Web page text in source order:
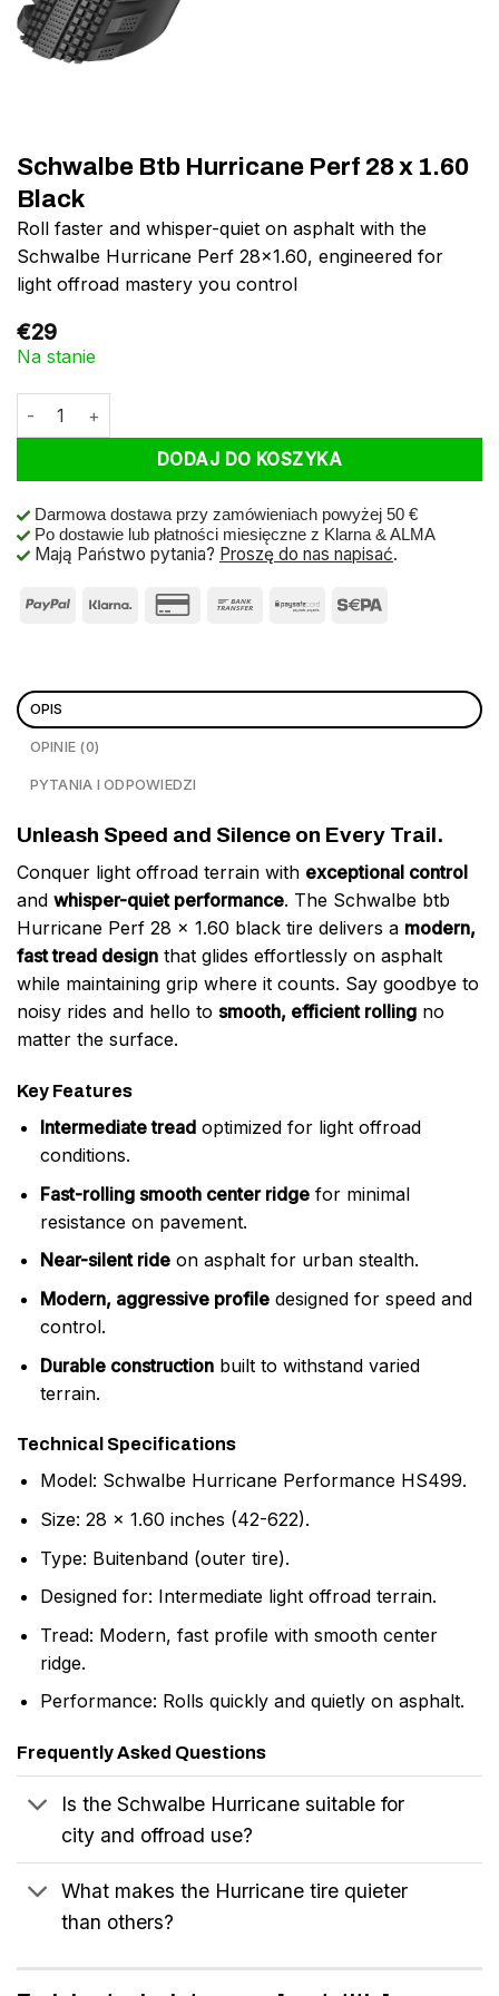
Schwalbe Btb Hurricane Perf 28 x 1.60
Black
Roll faster and whisper-quiet on asphalt with the
Schwalbe Hurricane Perf 28×1.60, engineered for
light offroad mastery you control
€29
Na stanie
ilość Schwalbe Btb Hurricane Perf 28 x 1.60 Black
DODAJ DO KOSZYKA
Darmowa dostawa przy zamówieniach powyżej 50 €
Po dostawie lub płatności miesięczne z Klarna & ALMA
Mają Państwo pytania? Proszę do nas napisać.
OPIS
OPINIE (0)
PYTANIA I ODPOWIEDZI
Unleash Speed and Silence on Every Trail.
Conquer light offroad terrain with exceptional control
and whisper-quiet performance. The Schwalbe btb
Hurricane Perf 28 x 1.60 black tire delivers a modern,
fast tread design that glides effortlessly on asphalt
while maintaining grip where it counts. Say goodbye to
noisy rides and hello to smooth, efficient rolling no
matter the surface.
Key Features
Intermediate treadoptimized for light offroad
conditions.
Fast-rolling smooth center ridgefor minimal
resistance on pavement.
Near-silent rideon asphalt for urban stealth.
Modern, aggressive profiledesigned for speed and
control.
Durable constructionbuilt to withstand varied
terrain.
Technical Specifications
Model: Schwalbe Hurricane Performance HS499.
Size: 28 x 1.60 inches (42-622).
Type: Buitenband (outer tire).
Designed for: Intermediate light offroad terrain.
Tread: Modern, fast profile with smooth center
ridge.
Performance: Rolls quickly and quietly on asphalt.
Frequently Asked Questions
Is the Schwalbe Hurricane suitable for
city and offroad use?
What makes the Hurricane tire quieter
than others?